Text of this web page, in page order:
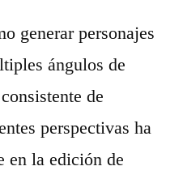
generar personajes
ángulos de
de
perspectivas ha
en la edición de